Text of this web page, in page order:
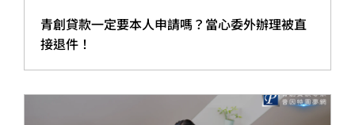
青創貸款一定要本人申請嗎？當心委外辦理被直
接退件！